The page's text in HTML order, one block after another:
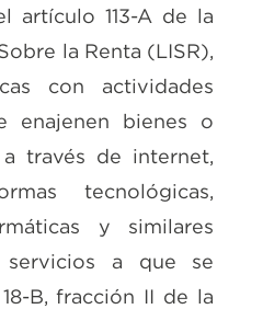
artículo 113-A de la
la Renta (LISR),
con actividades
enajenen bienes o
través de internet,
tecnológicas,
y similares
a que se
B, fracción II de la